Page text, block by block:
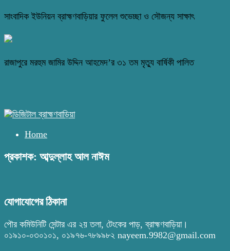
সাংবাদিক ইউনিয়ন ব্রাহ্মণবাড়িয়ার ফুলেল শুভেচ্ছা ও সৌজন্য সাক্ষাৎ
রাজাপুরে মরহুম জামির উদ্দিন আহমেদ’র ৩১ তম মৃত্যু বার্ষিকী পালিত
Home
প্রকাশক: আব্দুল্লাহ আল নাঈম
যোগাযোগের ঠিকানা
পৌর কমিউনিটি সেন্টার এর ২য় তলা, টেংকের পাড়, ব্রাহ্মণবাড়িয়া।
০১৯১০-০৩০১০১, ০১৯৭৬-৭৮৯৯৮২ nayeem.9982@gmail.com